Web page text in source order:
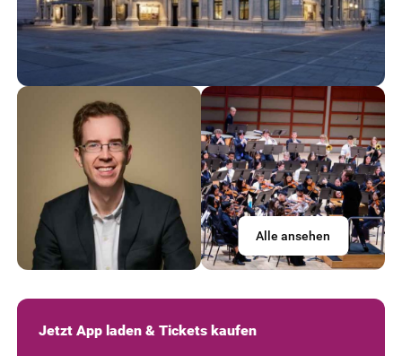
Alle ansehen
Jetzt App laden & Tickets kaufen